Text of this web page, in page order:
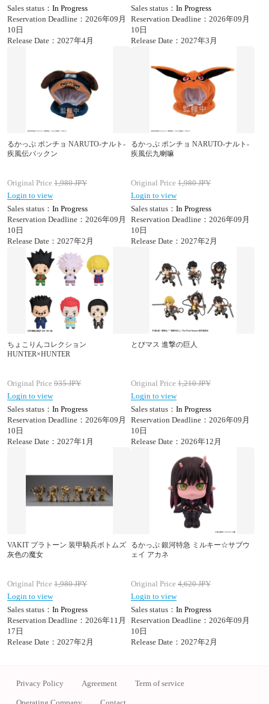
Sales status： In Progress
Reservation Deadline：2026年09月
10日
Release Date：2027年4月
Sales status： In Progress
Reservation Deadline：2026年09月
10日
Release Date：2027年3月
るかっぷ ポンチョ NARUTO-ナルト-
疾風伝パックン
Original Price 1,980JPY
Login to view
Sales status： In Progress
Reservation Deadline：2026年09月
10日
Release Date：2027年2月
るかっぷ ポンチョ NARUTO-ナルト-
疾風伝九喇嘛
Original Price 1,980JPY
Login to view
Sales status： In Progress
Reservation Deadline：2026年09月
10日
Release Date：2027年2月
ちょこりんコレクション
HUNTER×HUNTER
Original Price 935JPY
Login to view
Sales status： In Progress
Reservation Deadline：2026年09月
10日
Release Date：2027年1月
とびマス 進撃の巨人
Original Price 1,210JPY
Login to view
Sales status： In Progress
Reservation Deadline：2026年09月
10日
Release Date：2026年12月
VAKIT プラトーン 装甲騎兵ボトムズ
灰色の魔女
Original Price 1,980JPY
Login to view
Sales status： In Progress
Reservation Deadline：2026年11月
17日
Release Date：2027年2月
るかっぷ 銀河特急 ミルキー☆サブウ
ェイ アカネ
Original Price 4,620JPY
Login to view
Sales status： In Progress
Reservation Deadline：2026年09月
10日
Release Date：2027年2月
Privacy Policy Agreement Term of service